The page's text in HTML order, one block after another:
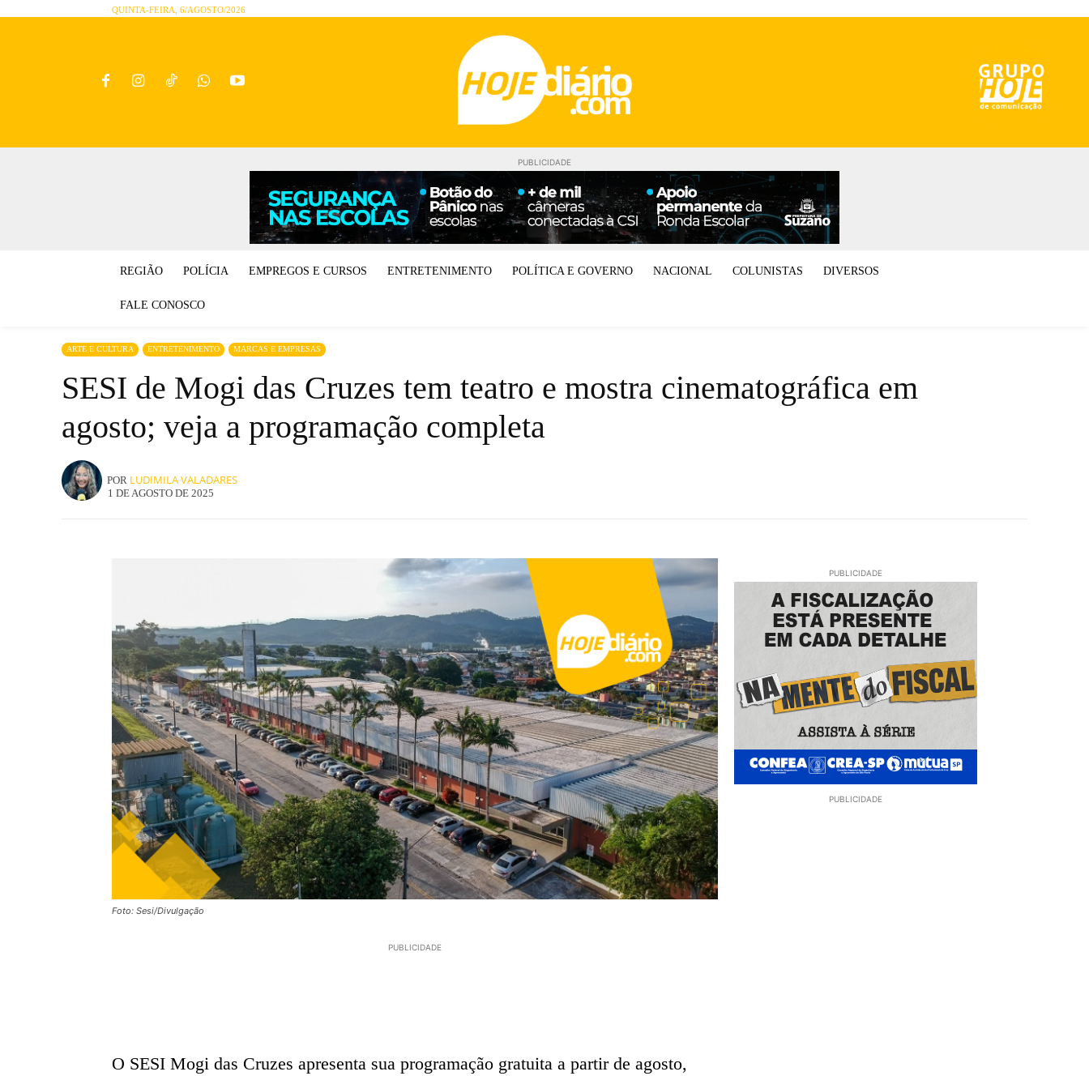
QUINTA-FEIRA, 6/AGOSTO/2026
PUBLICIDADE
REGIÃO POLÍCIA EMPREGOS E CURSOS ENTRETENIMENTO POLÍTICA E GOVERNO NACIONAL COLUNISTAS DIVERSOS
FALE CONOSCO
ARTE E CULTURA ENTRETENIMENTO MARCAS E EMPRESAS
SESI de Mogi das Cruzes tem teatro e mostra cinematográfica em
agosto; veja a programação completa
POR LUDIMILA VALADARES
1 DE AGOSTO DE 2025
Foto: Sesi/Divulgação
PUBLICIDADE
O SESI Mogi das Cruzes apresenta sua programação gratuita a partir de agosto,
PUBLICIDADE
PUBLICIDADE